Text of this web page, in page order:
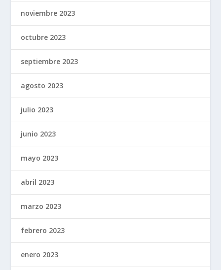
noviembre 2023
octubre 2023
septiembre 2023
agosto 2023
julio 2023
junio 2023
mayo 2023
abril 2023
marzo 2023
febrero 2023
enero 2023